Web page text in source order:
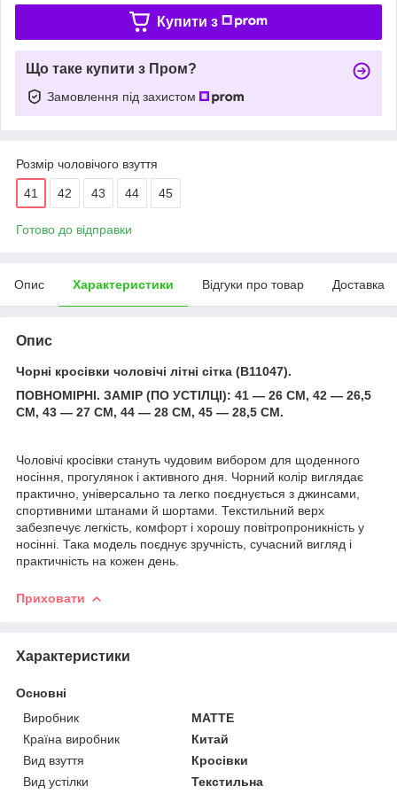
Купити з
Що таке купити з Пром?
Замовлення під захистом
Розмір чоловічого взуття
41 42 43 44 45
Готово до відправки
Опис Характеристики Відгуки про товар Доставка
Опис
Чорні кросівки чоловічі літні сітка (B11047).
ПОВНОМІРНІ. ЗАМІР (ПО УСТІЛЦІ): 41 — 26 СМ, 42 — 26,5
СМ, 43 — 27 СМ, 44 — 28 СМ, 45 — 28,5 СМ.
Чоловічі кросівки стануть чудовим вибором для щоденного
носіння, прогулянок і активного дня. Чорний колір виглядає
практично, універсально та легко поєднується з джинсами,
спортивними штанами й шортами. Текстильний верх
забезпечує легкість, комфорт і хорошу повітропроникність у
носінні. Така модель поєднує зручність, сучасний вигляд і
практичність на кожен день.
Приховати
Характеристики
Основні
Виробник
MATTE
Країна виробник
Китай
Вид взуття
Кросівки
Вид устілки
Текстильна